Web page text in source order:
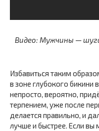
Видео: Мужчины —
Избавиться таким
в зоне глубокого бикини
непросто, вероятно,
терпением, уже после
делается правильно, и
лучше и быстрее. Если вы